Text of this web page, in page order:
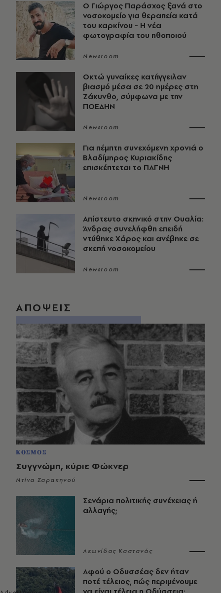
O Γιώργος Παράσχος ξανά στο
νοσοκομείο για θεραπεία κατά
του καρκίνου - Η νέα
φωτογραφία του ηθοποιού
Newsroom
Οκτώ γυναίκες κατήγγειλαν
βιασμό μέσα σε 20 ημέρες στη
Ζάκυνθο, σύμφωνα με την
ΠΟΕΔΗΝ
Newsroom
Για πέμπτη συνεχόμενη χρονιά ο
Βλαδίμηρος Κυριακίδης
επισκέπτεται το ΠΑΓΝΗ
Newsroom
Απίστευτο σκηνικό στην Ουαλία:
Άνδρας συνελήφθη επειδή
ντύθηκε Χάρος και ανέβηκε σε
σκεπή νοσοκομείου
Newsroom
ΑΠΟΨΕΙΣ
ΚΟΣΜΟΣ
Συγγνώμη, κύριε Φώκνερ
Ντίνα Σαρακηνού
Σενάρια πολιτικής συνέχειας ή
αλλαγής;
Λεωνίδας Καστανάς
Αφού ο Οδυσσέας δεν ήταν
ποτέ τέλειος, πώς περιμένουμε